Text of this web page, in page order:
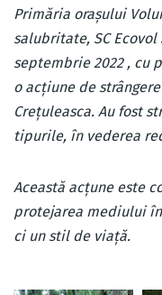
Primăria orașului
salubritate, SC Ecovol
septembrie 2022 , cu
o acțiune de
Crețuleasca. Au fost
tipurile, în vederea
Această acțune este
protejarea mediului
ci un stil de viață.